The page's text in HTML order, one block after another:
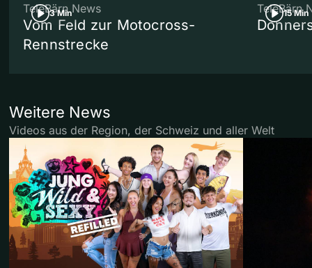
3 Min
TeleBärn News
Vom Feld zur Motocross-
Rennstrecke
15 Min
TeleBärn
Weitere News
Videos aus der Region, der Schweiz und aller Welt